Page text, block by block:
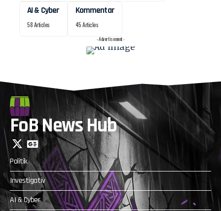
AI & Cyber
58 Articles
Kommentar
45 Articles
- Advertisement -
FoB News Hub
Politik
Investigativ
AI & Cyber